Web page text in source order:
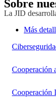
Sobre
La JID
Más
Cooperación
Cooperación